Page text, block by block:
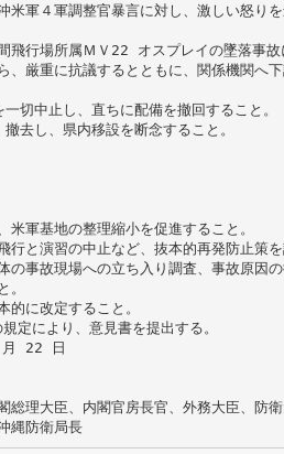
米軍４軍調整官暴言に対し、激しい怒り
飛行場所属ＭＶ22 オスプレイの墜落事
、厳重に抗議するとともに、関係機関へ下
切中止し、直ちに配備を撤回すること。
去し、県内移設を断念すること。
軍基地の整理縮小を促進すること。
行と演習の中止など、抜本的再発防止策を
の事故現場への立ち入り調査、事故原因
。
的に改定すること。
定により、意見書を提出する。
22 日
総理大臣、内閣官房長官、外務大臣、防衛
沖縄及び北方対策担当大臣、沖縄防衛局長